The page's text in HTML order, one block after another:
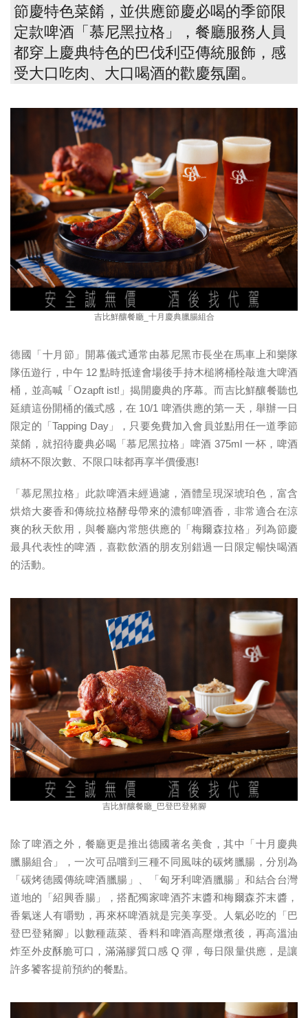
節慶特色菜餚，並供應節慶必喝的季節限
定款啤酒「慕尼黑拉格」，餐廳服務人員
都穿上慶典特色的巴伐利亞傳統服飾，感
受大口吃肉、大口喝酒的歡慶氛圍。
吉比鮮釀餐廳_十月慶典臘腸組合
德國「十月節」開幕儀式通常由慕尼黑市長坐在馬車上和樂隊
隊伍遊行，中午 12 點時抵達會場後手持木槌將桶栓敲進大啤酒
桶，並高喊「Ozapft ist!」揭開慶典的序幕。而吉比鮮釀餐聽也
延續這份開桶的儀式感，在 10/1 啤酒供應的第一天，舉辦一日
限定的「Tapping Day」，只要免費加入會員並點用任一道季節
菜餚，就招待慶典必喝「慕尼黑拉格」啤酒 375ml 一杯，啤酒
續杯不限次數、不限口味都再享半價優惠!
「慕尼黑拉格」此款啤酒未經過濾，酒體呈現深琥珀色，富含
烘焙大麥香和傳統拉格酵母帶來的濃郁啤酒香，非常適合在涼
爽的秋天飲用，與餐廳內常態供應的「梅爾森拉格」列為節慶
最具代表性的啤酒，喜歡飲酒的朋友別錯過一日限定暢快喝酒
的活動。
吉比鮮釀餐廳_巴登巴登豬腳
除了啤酒之外，餐廳更是推出德國著名美食，其中「十月慶典
臘腸組合」，一次可品嚐到三種不同風味的碳烤臘腸，分別為
「碳烤德國傳統啤酒臘腸」、「匈牙利啤酒臘腸」和結合台灣
道地的「紹興香腸」，搭配獨家啤酒芥末醬和梅爾森芥末醬，
香氣迷人有嚼勁，再來杯啤酒就是完美享受。人氣必吃的「巴
登巴登豬腳」以數種蔬菜、香料和啤酒高壓燉煮後，再高溫油
炸至外皮酥脆可口，滿滿膠質口感 Q 彈，每日限量供應，是讓
許多饕客提前預約的餐點。